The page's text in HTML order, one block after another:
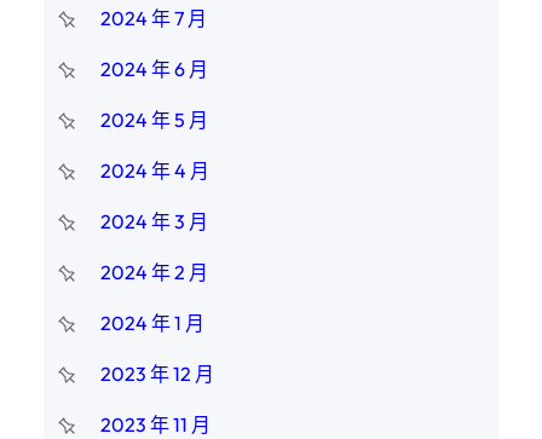
2024 年 7 月
2024 年 6 月
2024 年 5 月
2024 年 4 月
2024 年 3 月
2024 年 2 月
2024 年 1 月
2023 年 12 月
2023 年 11 月